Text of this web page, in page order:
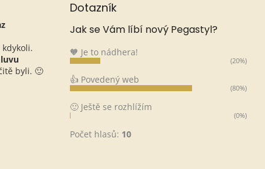
byli. 🙂
Dotazník
Jak se Vám líbí nový Pegastyl?
🧡 Je to nádhera!
(20%)
👍 Povedený web
(80%)
🙂 Ještě se rozhlížím
(0%)
Počet hlasů: 10